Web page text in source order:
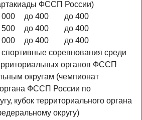
ФССП России)
000 до 400
до 400
500 до 400
до 400
000 до 400
до 400
соревнования среди
органов ФССП
округам (чемпионат
органа ФССП России по
кубок территориального органа
округу)